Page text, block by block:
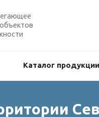
Каталог продукции